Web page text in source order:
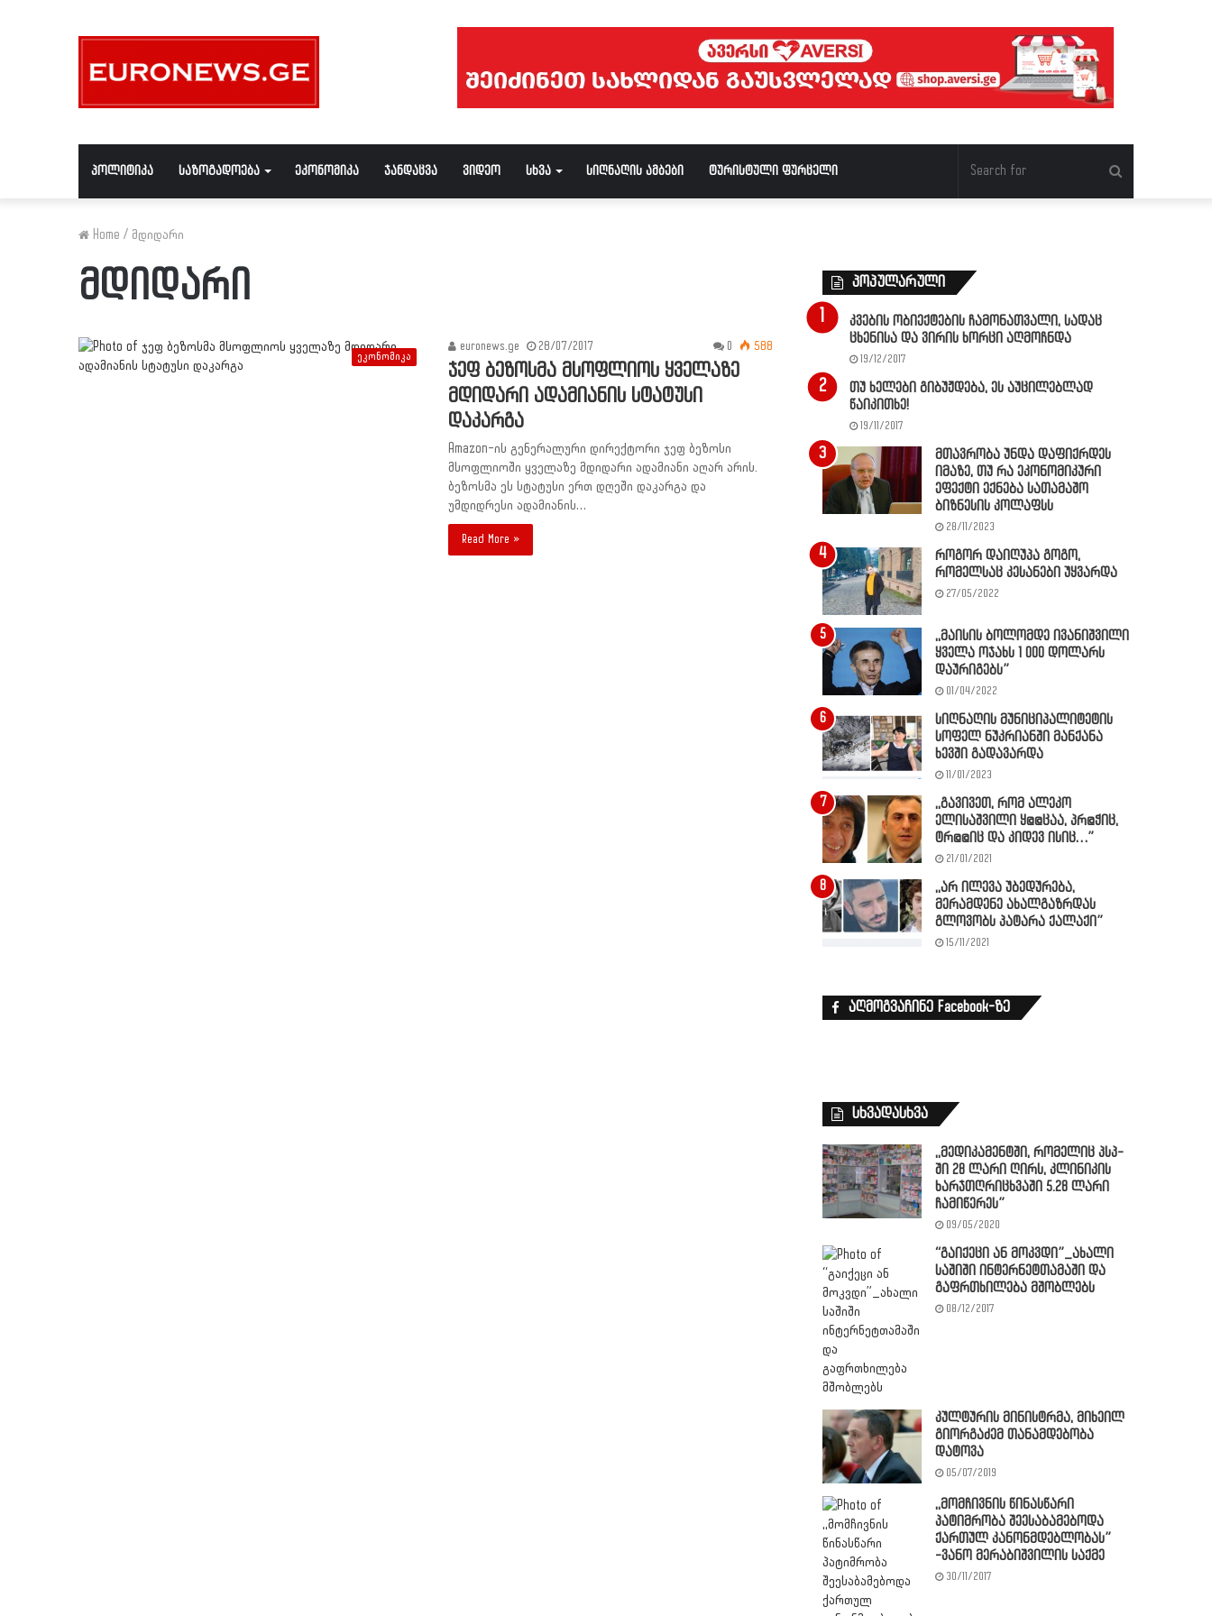
პოლიტიკა საზოგადოება ეკონომიკა ჯანდაცვა ვიდეო სხვა სიღნაღის ამბები ტურისტული ფურცელი
Home / მდიდარი
მდიდარი
ეკონომიკა
euronews.ge 28/07/2017 0 588
ჯეფ ბეზოსმა მსოფლიოს ყველაზე
მდიდარი ადამიანის სტატუსი
დაკარგა
Amazon-ის გენერალური დირექტორი ჯეფ ბეზოსი
მსოფლიოში ყველაზე მდიდარი ადამიანი აღარ არის.
ბეზოსმა ეს სტატუსი ერთ დღეში დაკარგა და
უმდიდრესი ადამიანის…
Read More »
პოპულარული
კვების ობიექტების ჩამონათვალი, სადაც
ცხენისა და ვირის ხორცი აღმოჩნდა
19/12/2017
თუ ხელები გიბუჟდება, ეს აუცილებლად
წაიკითხე!
19/11/2017
მთავრობა უნდა დაფიქრდეს
იმაზე, თუ რა ეკონომიკური
ეფექტი ექნება სათამაშო
ბიზნესის კოლაფსს
28/11/2023
როგორ დაიღუპა გოგო,
რომელსაც კესანები უყვარდა
27/05/2022
,,მაისის ბოლომდე ივანიშვილი
ყველა ოჯახს 1 000 დოლარს
დაურიგებს”
01/04/2022
სიღნაღის მუნიციპალიტეტის
სოფელ ნუკრიანში მანქანა
ხევში გადავარდა
11/01/2023
,,გავივეთ, რომ ალეკო
ელისაშვილი ყ@@ცაა, პრ@ჭიც,
ტრ@@იც და კიდევ ისიც…”
21/01/2021
,,არ ილევა უბედურება,
მერამდენე ახალგაზრდას
გლოვობს პატარა ქალაქი”
15/11/2021
აღმოგვაჩინე Facebook-ზე
სხვადასხვა
,,მედიკამენტში, რომელიც პსპ-
ში 28 ლარი ღირს, კლინიკის
ხარჯთღრიცხვაში 5.28 ლარი
ჩამიწერეს”
09/05/2020
“გაიქეცი ან მოკვდი”_ახალი
საშიში ინტერნეტთამაში და
გაფრთხილება მშობლებს
08/12/2017
კულტურის მინისტრმა, მიხეილ
გიორგაძემ თანამდებობა
დატოვა
05/07/2019
,,მომჩივნის წინასწარი
პატიმრობა შეესაბამებოდა
ქართულ კანონმდებლობას”
-ვანო მერაბიშვილის საქმე
30/11/2017